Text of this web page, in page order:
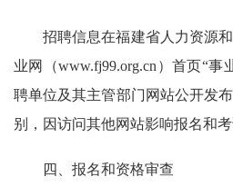
招聘信息在福建省人力资源
业网（www.fj99.org.cn）首页“事
聘单位及其主管部门网站公开发
别，因访问其他网站影响报名和
四、报名和资格审查